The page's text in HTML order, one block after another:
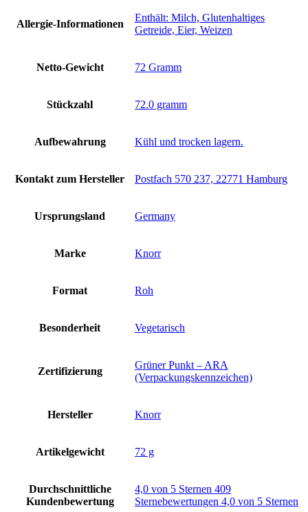
Allergie-Informationen
‎Enthält: Milch, Glutenhaltiges
Getreide, Eier, Weizen
Netto-Gewicht ‎72 Gramm
Stückzahl ‎72.0 gramm
Aufbewahrung ‎Kühl und trocken lagern.
Kontakt zum Hersteller ‎Postfach 570 237, 22771 Hamburg
Ursprungsland ‎Germany
Marke ‎Knorr
Format ‎Roh
Besonderheit ‎Vegetarisch
Zertifizierung
‎Grüner Punkt – ARA
(Verpackungskennzeichen)
Hersteller ‎Knorr
Artikelgewicht ‎72 g
Durchschnittliche
Kundenbewertung
4,0 von 5 Sternen 409
Sternebewertungen 4,0 von 5 Sternen